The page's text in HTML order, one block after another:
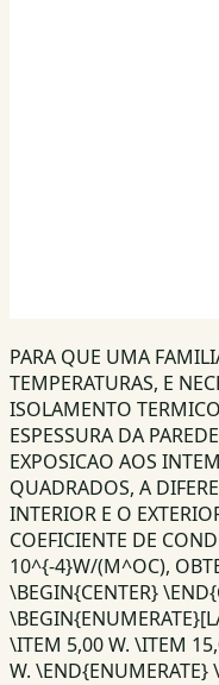
PARA QUE UMA
TEMPERATURAS, E
ISOLAMENTO
ESPESSURA DA
EXPOSICAO AOS
QUADRADOS, A
INTERIOR E O
COEFICIENTE DE
10^{-4}W/(M^OC),
\BEGIN{CENTER}
\ITEM 5,00 W. \ITEM
W.